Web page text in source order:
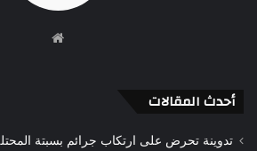
أحدث المقالات
تدوينة تحرض على ارتكاب جرائم بسبتة